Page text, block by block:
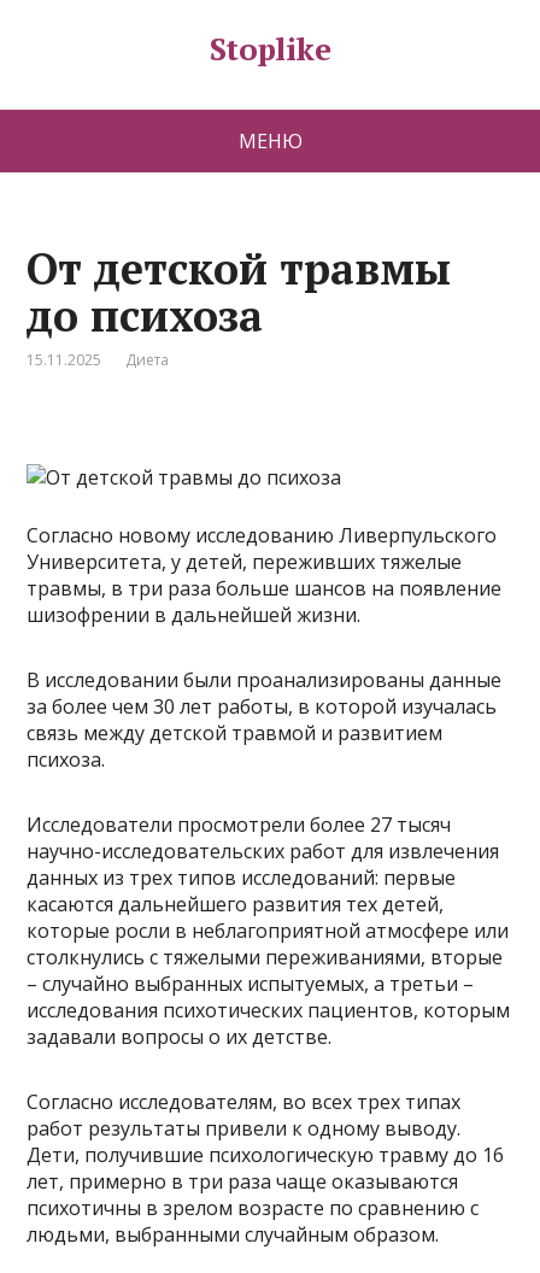
Stoplike
МЕНЮ
От детской травмы
до психоза
15.11.2025 Диета
Согласно новому исследованию Ливерпульского
Университета, у детей, переживших тяжелые
травмы, в три раза больше шансов на появление
шизофрении в дальнейшей жизни.
В исследовании были проанализированы данные
за более чем 30 лет работы, в которой изучалась
связь между детской травмой и развитием
психоза.
Исследователи просмотрели более 27 тысяч
научно-исследовательских работ для извлечения
данных из трех типов исследований: первые
касаются дальнейшего развития тех детей,
которые росли в неблагоприятной атмосфере или
столкнулись с тяжелыми переживаниями, вторые
– случайно выбранных испытуемых, а третьи –
исследования психотических пациентов, которым
задавали вопросы о их детстве.
Согласно исследователям, во всех трех типах
работ результаты привели к одному выводу.
Дети, получившие психологическую травму до 16
лет, примерно в три раза чаще оказываются
психотичны в зрелом возрасте по сравнению с
людьми, выбранными случайным образом.